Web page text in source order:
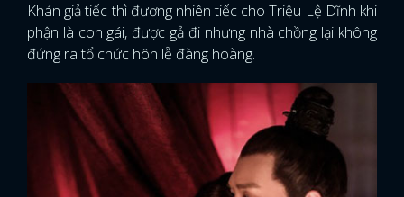
Khán giả tiếc thì đương nhiên tiếc cho Triệu Lệ Dĩnh khi
phận là con gái, được gả đi nhưng nhà chồng lại không
đứng ra tổ chức hôn lễ đàng hoàng.